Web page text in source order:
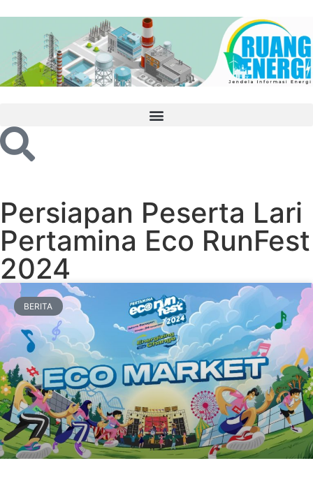
Persiapan Peserta Lari
Pertamina Eco RunFest
2024
BERITA